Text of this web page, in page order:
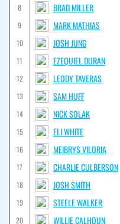
8
BRAD MILLER
9
MARK MATHIAS
10
JOSH JUNG
11
EZEQUIEL DURAN
12
LEODY TAVERAS
13
SAM HUFF
14
NICK SOLAK
15
ELI WHITE
16
MEIBRYS VILORIA
17
CHARLIE CULBERSON
18
JOSH SMITH
19
STEELE WALKER
20
WILLIE CALHOUN